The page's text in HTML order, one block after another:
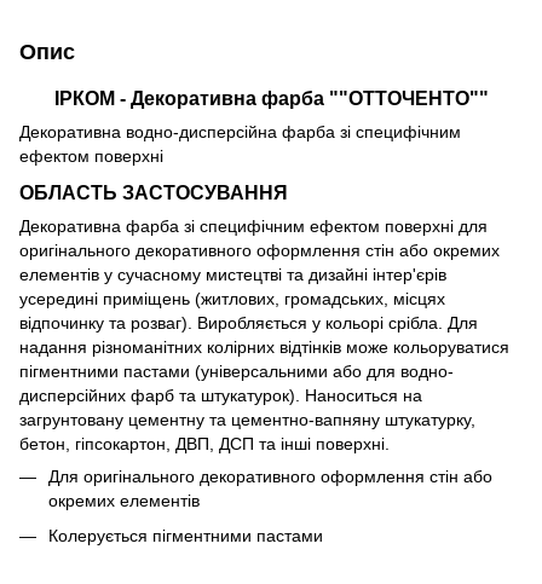
Опис
ІРКОМ - Декоративна фарба ""ОТТОЧЕНТО""
Декоративна водно-дисперсійна фарба зі специфічним
ефектом поверхні
ОБЛАСТЬ ЗАСТОСУВАННЯ
Декоративна фарба зі специфічним ефектом поверхні для
оригінального декоративного оформлення стін або окремих
елементів у сучасному мистецтві та дизайні інтер'єрів
усередині приміщень (житлових, громадських, місцях
відпочинку та розваг). Виробляється у кольорі срібла. Для
надання різноманітних колірних відтінків може кольоруватися
пігментними пастами (універсальними або для водно-
дисперсійних фарб та штукатурок). Наноситься на
загрунтовану цементну та цементно-вапняну штукатурку,
бетон, гіпсокартон, ДВП, ДСП та інші поверхні.
Для оригінального декоративного оформлення стін або
окремих елементів
Колерується пігментними пастами